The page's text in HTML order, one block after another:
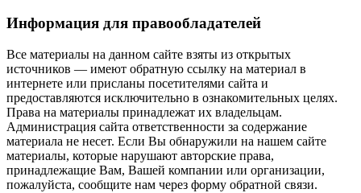
Информация для правообладателей
Все материалы на данном сайте взяты из открытых
источников — имеют обратную ссылку на материал в
интернете или присланы посетителями сайта и
предоставляются исключительно в ознакомительных целях.
Права на материалы принадлежат их владельцам.
Администрация сайта ответственности за содержание
материала не несет. Если Вы обнаружили на нашем сайте
материалы, которые нарушают авторские права,
принадлежащие Вам, Вашей компании или организации,
пожалуйста, сообщите нам через форму обратной связи.